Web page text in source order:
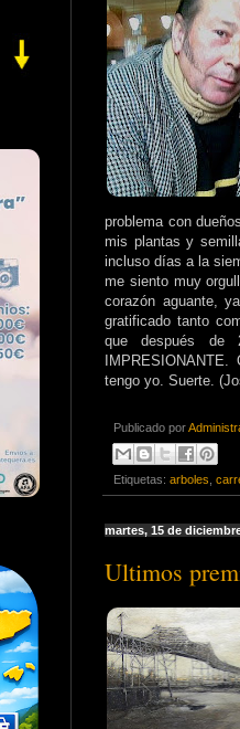
problema con
mis plantas y
incluso días a la
me siento muy
corazón aguante,
gratificado tanto
que después de
tengo yo. Suerte.
Publicado por
Etiquetas: arboles
martes, 15 de
Ultimos